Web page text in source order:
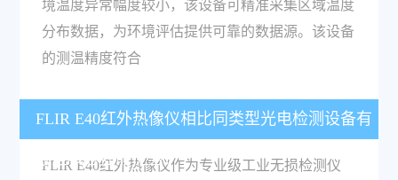
境温度异常幅度较小，该设备可精准采集区域温度
分布数据，为环境评估提供可靠的数据源。该设备
的测温精度符合
FLIR E40红外热像仪相比同类型光电检测设备有
哪些核心性能优势？
FLIR E40红外热像仪作为专业级工业无损检测仪